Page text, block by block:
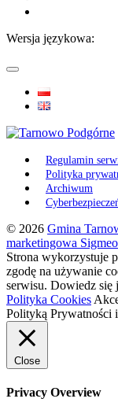
Wersja językowa:
Regulamin
Polityka
Archiwum
© 2026 Gmina
marketingowa Sigmeo
Strona wykorzystuje
zgodę na używanie
serwisu. Dowiedz się
Polityka Cookies
Polityką Prywatności
Close
Privacy Overview